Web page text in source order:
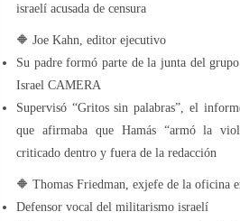
israelí acusada de censura
🔶 Joe Kahn, editor ejecutivo
Su padre formó parte de la junta del
Israel CAMERA
Supervisó “Gritos sin palabras”, el
que afirmaba que Hamás “armó la
criticado dentro y fuera de la redacción
🔶 Thomas Friedman, exjefe de la oficina
Defensor vocal del militarismo israelí